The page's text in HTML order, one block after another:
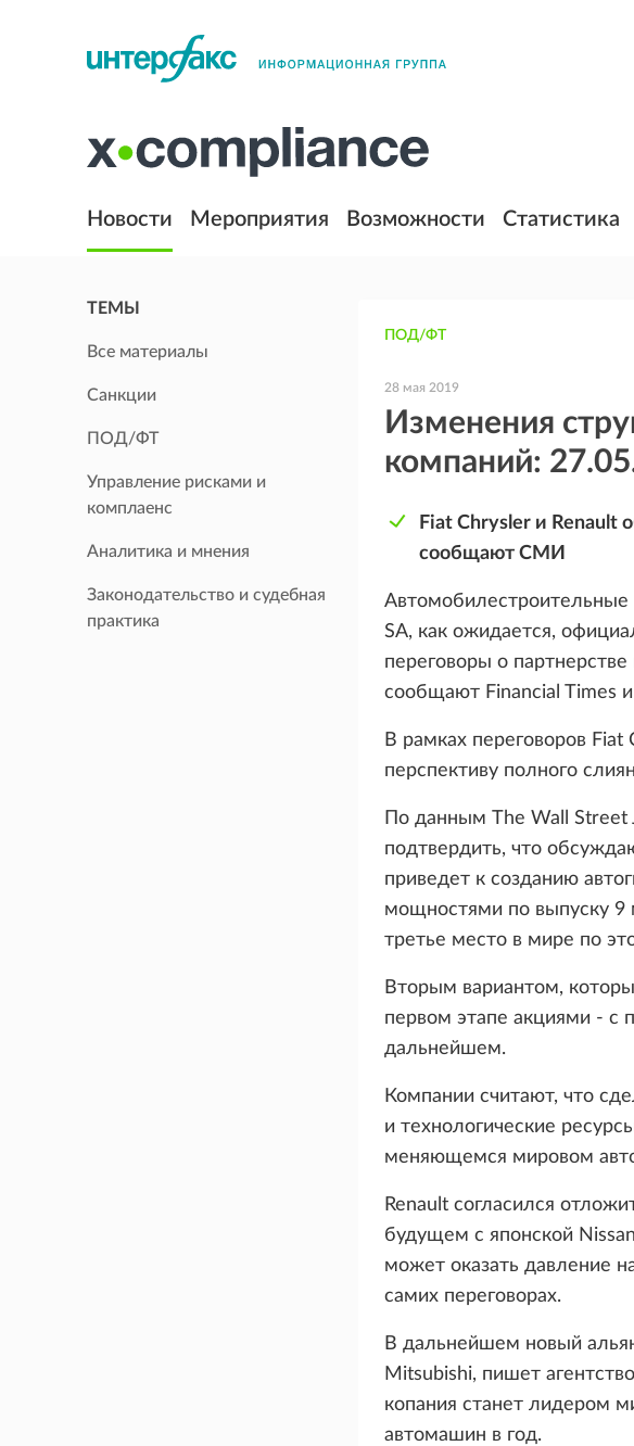
Новости Мероприятия Возможности Статистика
ТЕМЫ
Все материалы
Санкции
ПОД/ФТ
Управление рисками и
комплаенс
Аналитика и мнения
Законодательство и судебная
практика
ПОД/ФТ
28 мая 2019
Изменения
компаний:
Fiat Chrysler и Renault
сообщают СМИ
Автомобилестроительные
SA, как ожидается,
переговоры о
сообщают Financial Times
В рамках переговоров
перспективу полного
По данным The Wall Street
подтвердить, что
приведет к созданию
мощностями по выпуску 9
третье место в мире по
Вторым вариантом,
первом этапе акциями - с
дальнейшем.
Компании считают, что
и технологические
меняющемся мировом
Renault согласился
будущем с японской
может оказать давление
самих переговорах.
В дальнейшем новый
Mitsubishi, пишет
копания станет лидером
автомашин в год.